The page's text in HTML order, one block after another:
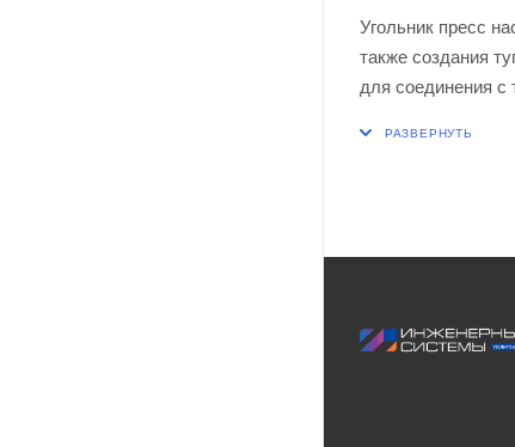
Угольник пресс
также создания
для соединения с